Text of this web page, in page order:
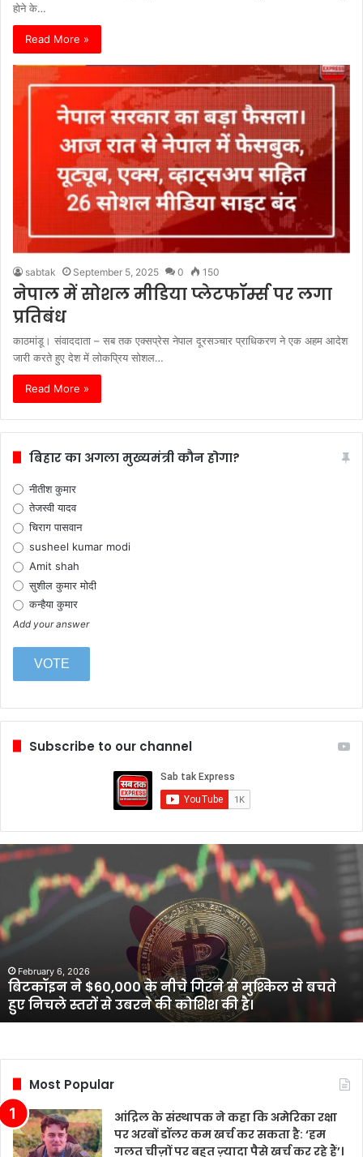
होने के…
Read More »
sabtak September 5, 2025 0 150
नेपाल में सोशल मीडिया प्लेटफॉर्म्स पर लगा
प्रतिबंध
काठमांडू। संवाददाता – सब तक एक्सप्रेस नेपाल दूरसञ्चार प्राधिकरण ने एक अहम आदेश
जारी करते हुए देश में लोकप्रिय सोशल…
Read More »
बिहार का अगला मुख्यमंत्री कौन होगा?
नीतीश कुमार
तेजस्वी यादव
चिराग पासवान
susheel kumar modi
Amit shah
सुशील कुमार मोदी
कन्हैया कुमार
Add your answer
Subscribe to our channel
आंद्रिल
संस्थापक
कहा
कि
रक्षा
पर
अरबों
डॉलर
सकता
है:
‘हम
गलत
आंद्रिल के संस्थापक ने कहा कि अमेरिका रक्षा पर अरबों
डॉलर कम खर्च कर सकता है: ‘हम गलत चीज़ों पर बहुत
ज़्यादा पैसे खर्च कर रहे हैं’।
Most Popular
आंद्रिल के संस्थापक ने कहा कि अमेरिका रक्षा
पर अरबों डॉलर कम खर्च कर सकता है: ‘हम
गलत चीज़ों पर बहुत ज़्यादा पैसे खर्च कर रहे हैं’।